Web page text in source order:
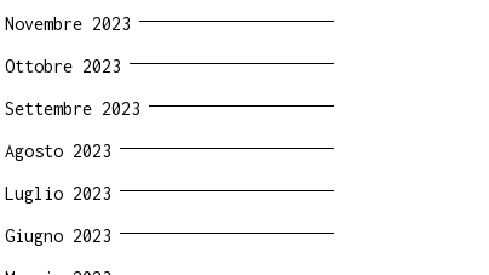
Novembre 2023
Ottobre 2023
Settembre 2023
Agosto 2023
Luglio 2023
Giugno 2023